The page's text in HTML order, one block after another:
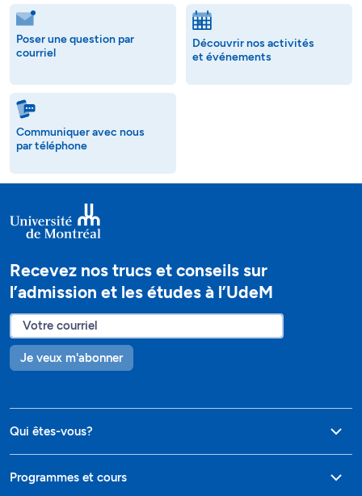
Poser une question par
courriel
Découvrir nos activités
et événements
Communiquer avec nous
par téléphone
Recevez nos trucs et conseils sur
l’admission et les études à l’UdeM
Je veux m'abonner
Qui êtes-vous?
Programmes et cours